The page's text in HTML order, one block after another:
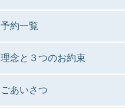
予約一覧
理念と３つのお約束
ごあいさつ